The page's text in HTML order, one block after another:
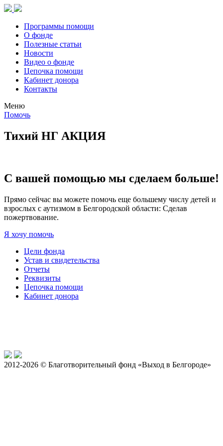
Программы помощи
О фонде
Полезные статьи
Новости
Видео о фонде
Цепочка помощи
Кабинет донора
Контакты
Меню
Помочь
Тихий НГ АКЦИЯ
С вашей помощью мы сделаем больше!
Прямо сейчас вы можете помочь еще большему числу детей и
взрослых с аутизмом в Белгородской области: Сделав
пожертвование.
Я хочу помочь
Цели фонда
Устав и свидетельства
Отчеты
Реквизиты
Цепочка помощи
Кабинет донора
2012-2026 © Благотворительный фонд «Выход в Белгороде»